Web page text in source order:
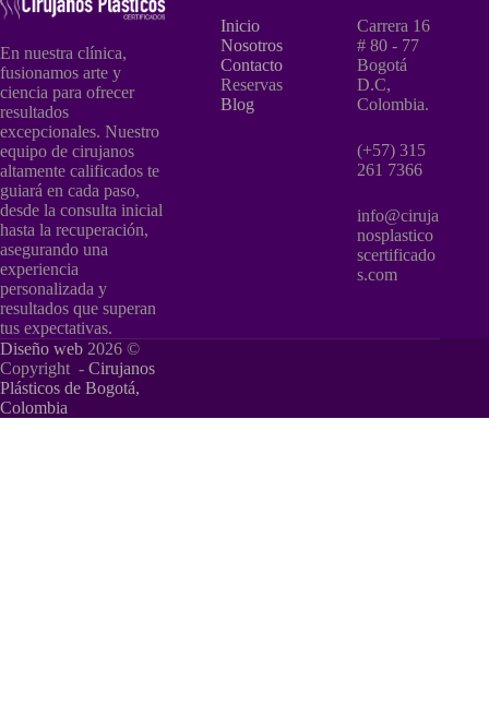
En nuestra clínica,
fusionamos arte y
ciencia para ofrecer
resultados
excepcionales. Nuestro
equipo de cirujanos
altamente calificados te
guiará en cada paso,
desde la consulta inicial
hasta la recuperación,
asegurando una
experiencia
personalizada y
resultados que superan
tus expectativas.
Inicio
Nosotros
Contacto
Reservas
Blog
Carrera 16
# 80 - 77
Bogotá
D.C,
Colombia.
(+57) 315
261 7366
info@ciruja
nosplastico
scertificado
s.com
Diseño web 2026 ©
Copyright - Cirujanos
Plásticos de Bogotá,
Colombia